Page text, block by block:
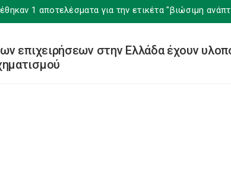
1 αποτελέσματα για την ετικέτα "βιώσιμη
επιχειρήσεων στην Ελλάδα έχουν